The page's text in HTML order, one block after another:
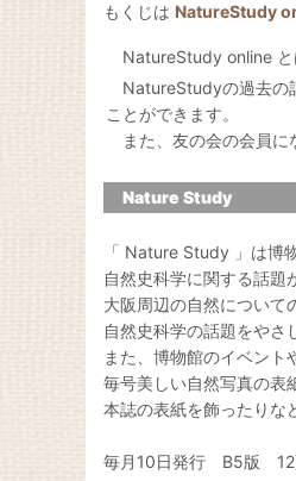
もくじは NatureStudy
NatureStudy online と
NatureStudyの過去の
ことができます。
また、友の会の会員に
Nature Study
「 Nature Study 」は博
自然史科学に関する話題
大阪周辺の自然について
自然史科学の話題をやさ
また、博物館のイベント
毎号美しい自然写真の表
本誌の表紙を飾ったりな
毎月10日発行 B5版 12